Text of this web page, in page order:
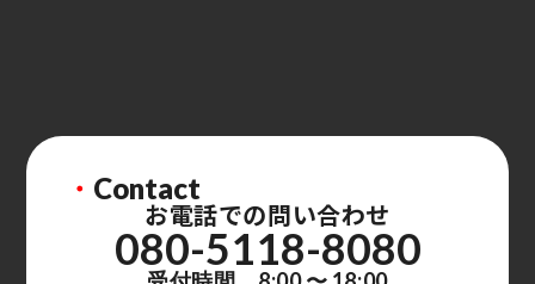
・ Contact
お電話での問い合わせ
080-5118-8080